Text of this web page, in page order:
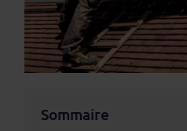
Sommaire